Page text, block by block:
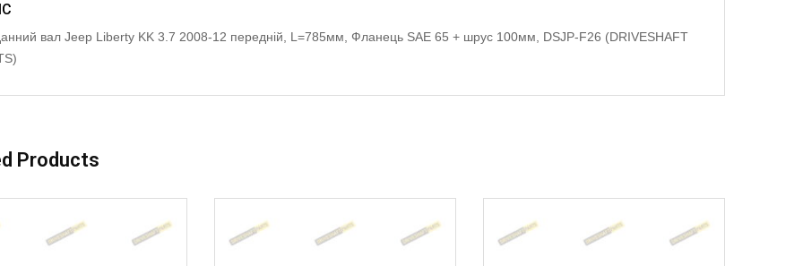
вал Jeep Liberty KK 3.7 2008-12 передній, L=785мм, Фланець SAE 65 + шрус 100мм, DSJP-F26 (DRIVESHAFT
Products